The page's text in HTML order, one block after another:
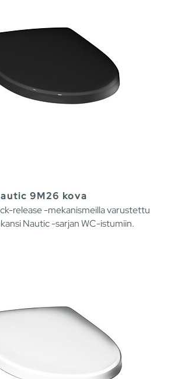
9M26 kova
release -mekanismeilla varustettu
Nautic -sarjan WC-istumiin.